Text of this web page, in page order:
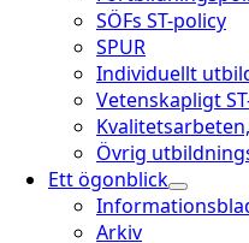
SÖFs ST-policy
SPUR
Individuellt
Vetenskapligt
Övrig
Ett ögonblick
Arkiv